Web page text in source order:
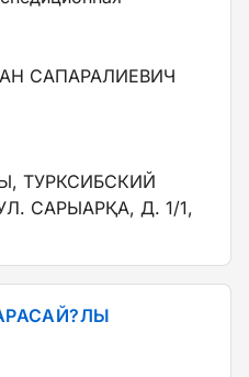
САПАРАЛИЕВИЧ
ТУРКСИБСКИЙ
САРЫАРҚА, Д. 1/1,